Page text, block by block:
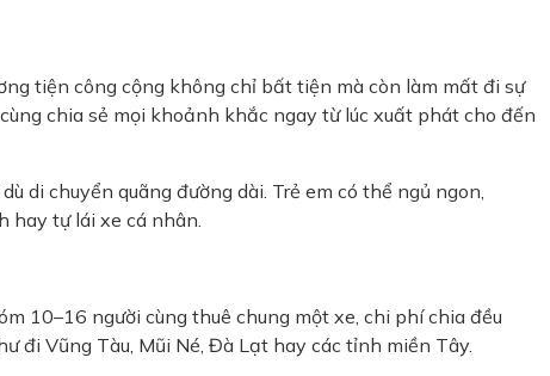
tiện công cộng không chỉ bất tiện mà còn làm mất đi sự
chia sẻ mọi khoảnh khắc ngay từ lúc xuất phát cho đến
di chuyển quãng đường dài. Trẻ em có thể ngủ ngon,
hay tự lái xe cá nhân.
10–16 người cùng thuê chung một xe, chi phí chia đều
đi Vũng Tàu, Mũi Né, Đà Lạt hay các tỉnh miền Tây.